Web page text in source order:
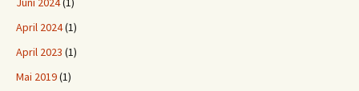
April 2024(1)
April 2023 (1)
Mai 2019(1)